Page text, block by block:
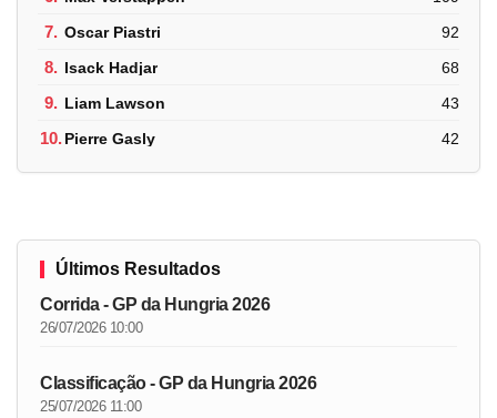
7. Oscar Piastri 92
8. Isack Hadjar 68
9. Liam Lawson 43
10.Pierre Gasly 42
Últimos Resultados
Corrida - GP da Hungria 2026
26/07/2026 10:00
Classificação - GP da Hungria 2026
25/07/2026 11:00